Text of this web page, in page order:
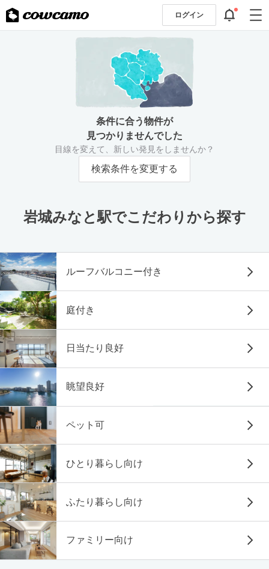
ログイン
条件に合う物件が
見つかりませんでした
目線を変えて、新しい発見をしませんか？
検索条件を変更する
岩城みなと駅でこだわりから探す
ルーフバルコニー付き
庭付き
日当たり良好
眺望良好
ペット可
ひとり暮らし向け
ふたり暮らし向け
ファミリー向け